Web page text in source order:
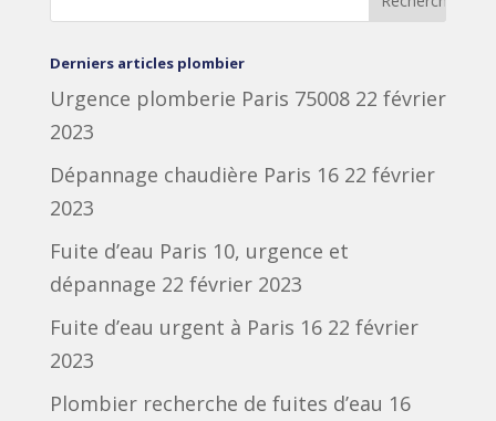
Derniers articles plombier
Urgence plomberie Paris 75008 22 février
2023
Dépannage chaudière Paris 16 22 février
2023
Fuite d’eau Paris 10, urgence et
dépannage 22 février 2023
Fuite d’eau urgent à Paris 16 22 février
2023
Plombier recherche de fuites d’eau 16